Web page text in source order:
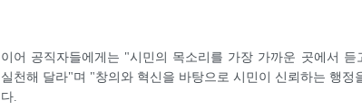
이어 공직자들에게는 "시민의 목소리를 가장 가까운 곳에서
실천해 달라"며 "창의와 혁신을 바탕으로 시민이 신뢰하는 행정
다.